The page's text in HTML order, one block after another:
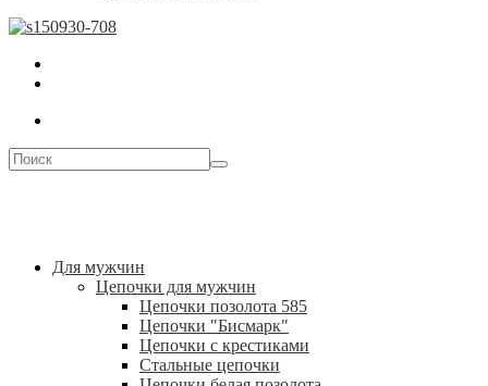
Для мужчин
Цепочки для мужчин
Цепочки позолота 585
Цепочки "Бисмарк"
Цепочки с крестиками
Стальные цепочки